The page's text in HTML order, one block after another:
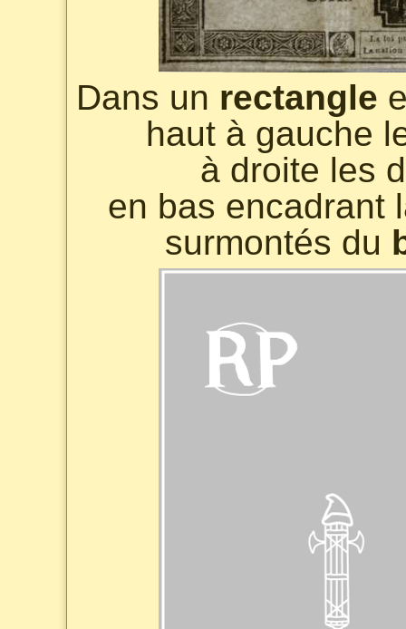
Dans un rectangle
haut à gauche
à droite les
en bas encadrant
surmontés du